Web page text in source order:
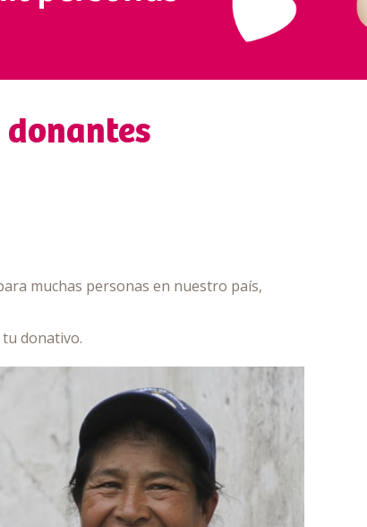
muchas personas en nuestro país,
donativo.